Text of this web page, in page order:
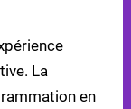
La
en